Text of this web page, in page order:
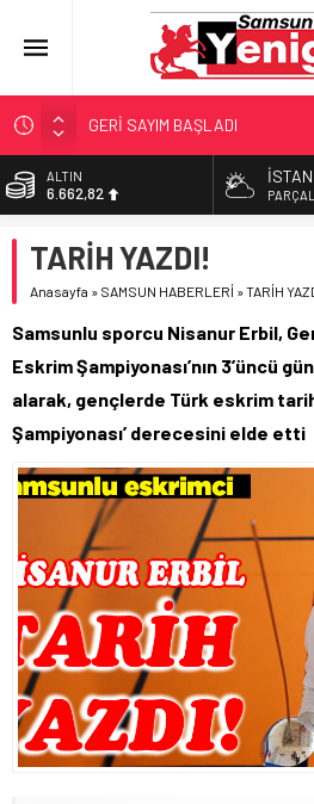
GERİ SAYIM BAŞLADI
SAMSUNSPOR’DA HEDEF
‘BAFRA’YA YATIRIM YAPIN!’
YÖNETİCİ SEÇERKEN YAPILAN
ALTIN
6.662,82
13.779,39
DOLAR
55,1808
TARİH YAZDI!
Anasayfa » SAMSUN HABERLERİ »TARİH
Samsunlu sporcu Nisanur Erbil,
Eskrim Şampiyonası’nın 3’üncü
alarak, gençlerde Türk eskrim
Şampiyonası’ derecesini elde etti